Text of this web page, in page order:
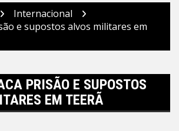
Internacional
e supostos alvos militares em
PRISÃO E SUPOSTOS
EM TEERÃ